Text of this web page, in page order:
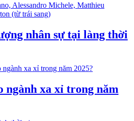
nhân sự tại làng thời
ngành xa xỉ trong năm